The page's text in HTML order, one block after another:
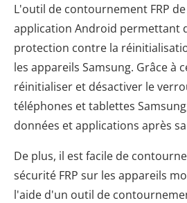
L'outil de contournement FRP
application Android permettant
protection contre la
les appareils Samsung. Grâce à
réinitialiser et désactiver le
téléphones et tablettes
données et applications après
De plus, il est facile de
sécurité FRP sur les appareils
l'aide d'un outil de